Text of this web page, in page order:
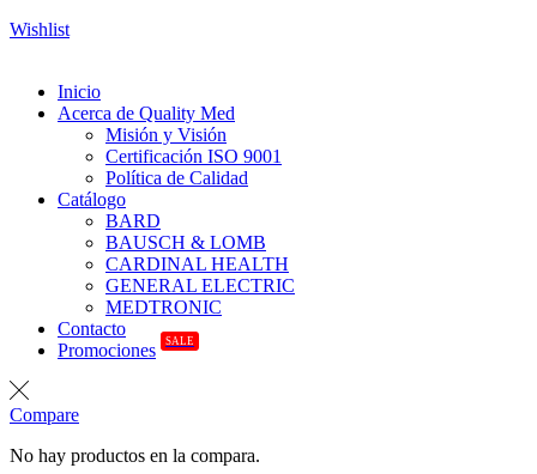
Wishlist
Inicio
Acerca de Quality Med
Misión y Visión
Certificación ISO 9001
Política de Calidad
Catálogo
BARD
BAUSCH & LOMB
CARDINAL HEALTH
GENERAL ELECTRIC
MEDTRONIC
Contacto
Promociones
SALE
Compare
No hay productos en la compara.